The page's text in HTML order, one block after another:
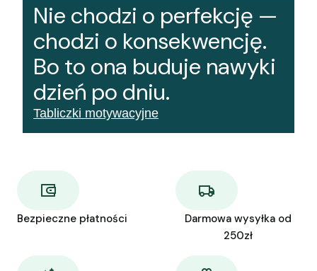
Nie chodzi o perfekcję —
chodzi o konsekwencję.
Bo to ona buduje nawyki
dzień po dniu.
Tabliczki motywacyjne
Bezpieczne płatności
Darmowa wysyłka od
250zł